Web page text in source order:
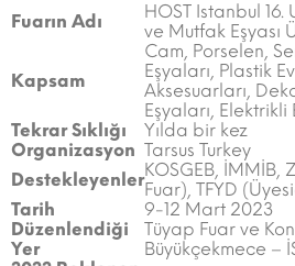
Fuarın Adı
HOST Istanbul 16.
ve Mutfak Eşyası
Kapsam
Cam, Porselen,
Eşyaları, Plastik
Aksesuarları,
Eşyaları, Elektrikli
Tekrar Sıklığı
Yılda bir kez
Organizasyon Tarsus Turkey
DestekleyenlerKOSGEB, İMMİB,
Fuar), TFYD
Tarih
9-12 Mart 2023
Düzenlendiği
Yer
Tüyap Fuar ve
Büyükçekmece –